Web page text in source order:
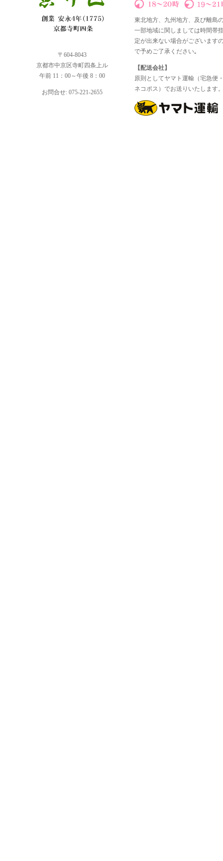
〒604-8043
京都市中京区寺町四条上ル
午前 11：00～午後 8：00
お問合せ: 075-221-2655
東北地方、九州地方、及び離島
一部地域に関しましては時間帯
定が出来ない場合がございます
で予めご了承ください｡
【配送会社】
原則としてヤマト運輸（宅急便
ネコポス）でお送りいたします